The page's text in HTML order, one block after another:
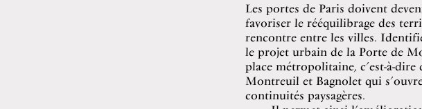
Les portes de Paris doivent
favoriser le rééquilibrage des
rencontre entre les villes.
le projet urbain de la Porte de
place métropolitaine, c’est-à-
Montreuil et Bagnolet qui
continuités paysagères.